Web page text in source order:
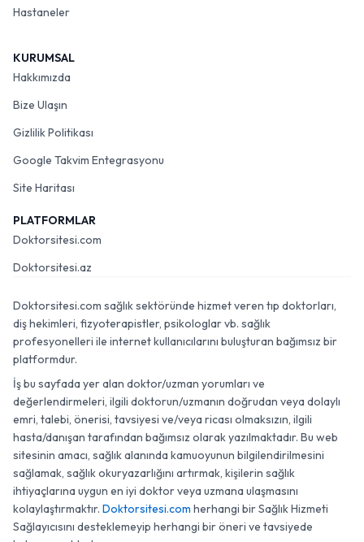
Hastaneler
KURUMSAL
Hakkımızda
Bize Ulaşın
Gizlilik Politikası
Google Takvim Entegrasyonu
Site Haritası
PLATFORMLAR
Doktorsitesi.com
Doktorsitesi.az
Doktorsitesi.com sağlık sektöründe hizmet veren tıp doktorları,
diş hekimleri, fizyoterapistler, psikologlar vb. sağlık
profesyonelleri ile internet kullanıcılarını buluşturan bağımsız bir
platformdur.
İş bu sayfada yer alan doktor/uzman yorumları ve
değerlendirmeleri, ilgili doktorun/uzmanın doğrudan veya dolaylı
emri, talebi, önerisi, tavsiyesi ve/veya ricası olmaksızın, ilgili
hasta/danışan tarafından bağımsız olarak yazılmaktadır. Bu web
sitesinin amacı, sağlık alanında kamuoyunun bilgilendirilmesini
sağlamak, sağlık okuryazarlığını artırmak, kişilerin sağlık
ihtiyaçlarına uygun en iyi doktor veya uzmana ulaşmasını
kolaylaştırmaktır. Doktorsitesi.com herhangi bir Sağlık Hizmeti
Sağlayıcısını desteklemeyip herhangi bir öneri ve tavsiyede